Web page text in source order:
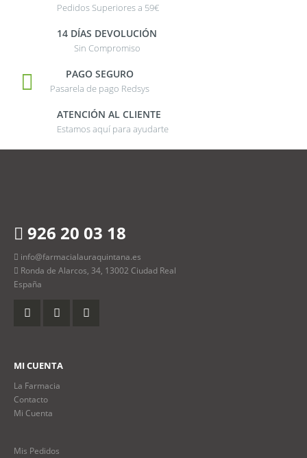
Pedidos Superiores a 59€
14 DÍAS DEVOLUCIÓN
Sin Compromiso
PAGO SEGURO
Pasarela de pago Redsys
ATENCIÓN AL CLIENTE
Estamos aquí para ayudarte
926 20 03 18
info@farmacialauraquintana.es
Ronda de Alarcos, 34, 13002 Ciudad Real
España
MI CUENTA
La Farmacia
Contacto
Mi Cuenta
Mis Pedidos